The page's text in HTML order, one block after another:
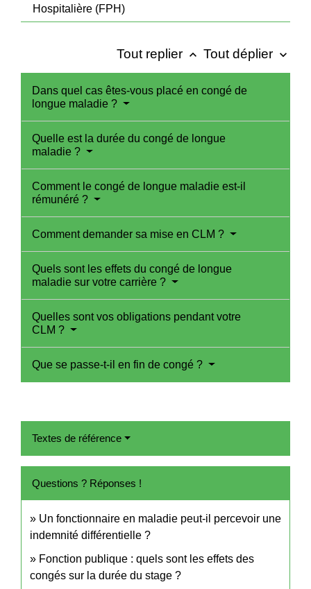
Hospitalière (FPH)
Tout replier keyboard_arrow_up Tout déplier keyboard_arrow_down
Dans quel cas êtes-vous placé en congé de
longue maladie ?
Quelle est la durée du congé de longue
maladie ?
Comment le congé de longue maladie est-il
rémunéré ?
Comment demander sa mise en CLM ?
Quels sont les effets du congé de longue
maladie sur votre carrière ?
Quelles sont vos obligations pendant votre
CLM ?
Que se passe-t-il en fin de congé ?
Textes de référence
Questions ? Réponses !
Un fonctionnaire en maladie peut-il percevoir une
indemnité différentielle ?
Fonction publique : quels sont les effets des
congés sur la durée du stage ?